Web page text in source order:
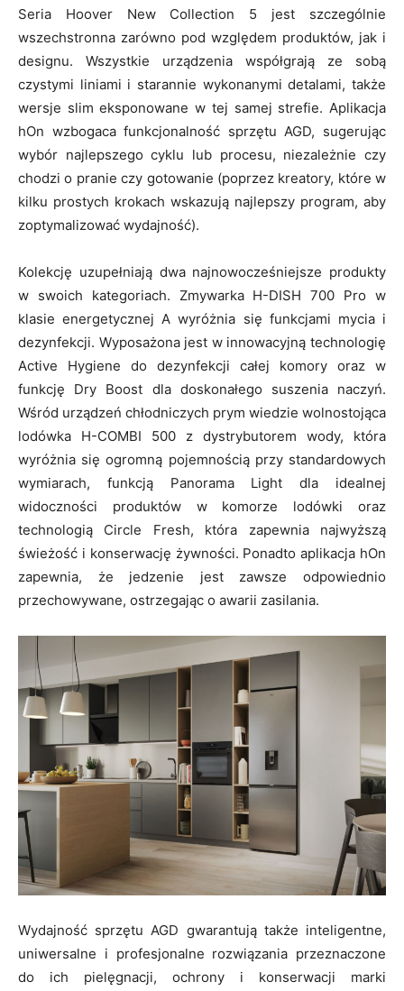
Seria Hoover New Collection 5 jest szczególnie
wszechstronna zarówno pod względem produktów, jak i
designu. Wszystkie urządzenia współgrają ze sobą
czystymi liniami i starannie wykonanymi detalami, także
wersje slim eksponowane w tej samej strefie. Aplikacja
hOn wzbogaca funkcjonalność sprzętu AGD, sugerując
wybór najlepszego cyklu lub procesu, niezależnie czy
chodzi o pranie czy gotowanie (poprzez kreatory, które w
kilku prostych krokach wskazują najlepszy program, aby
zoptymalizować wydajność).
Kolekcję uzupełniają dwa najnowocześniejsze produkty
w swoich kategoriach. Zmywarka H-DISH 700 Pro w
klasie energetycznej A wyróżnia się funkcjami mycia i
dezynfekcji. Wyposażona jest w innowacyjną technologię
Active Hygiene do dezynfekcji całej komory oraz w
funkcję Dry Boost dla doskonałego suszenia naczyń.
Wśród urządzeń chłodniczych prym wiedzie wolnostojąca
lodówka H-COMBI 500 z dystrybutorem wody, która
wyróżnia się ogromną pojemnością przy standardowych
wymiarach, funkcją Panorama Light dla idealnej
widoczności produktów w komorze lodówki oraz
technologią Circle Fresh, która zapewnia najwyższą
świeżość i konserwację żywności. Ponadto aplikacja hOn
zapewnia, że jedzenie jest zawsze odpowiednio
przechowywane, ostrzegając o awarii zasilania.
Wydajność sprzętu AGD gwarantują także inteligentne,
uniwersalne i profesjonalne rozwiązania przeznaczone
do ich pielęgnacji, ochrony i konserwacji marki